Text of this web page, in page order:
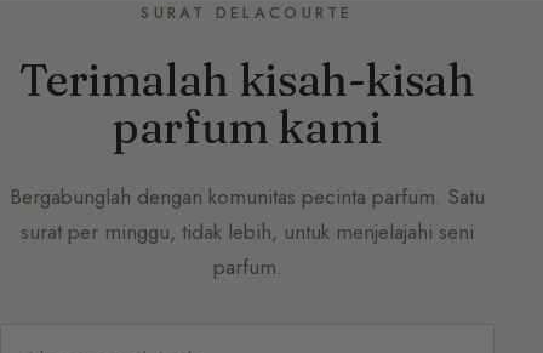
SURAT DELACOURTE
Terimalah kisah-kisah
parfum kami
Bergabunglah dengan komunitas pecinta parfum. Satu
surat per minggu, tidak lebih, untuk menjelajahi seni
parfum.